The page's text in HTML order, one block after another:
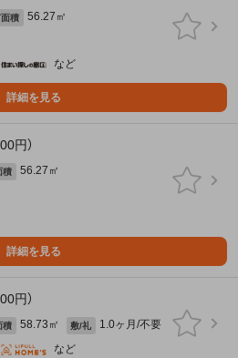
積 56.27㎡
など
詳細を見る
円）
積 56.27㎡
詳細を見る
円）
積 58.73㎡ 敷/礼
1.0ヶ月/不要
など